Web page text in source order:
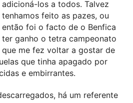
adicioná-los a todos. Talvez
tenhamos feito as pazes, ou
então foi o facto de o Benfica
ter ganho o tetra campeonato
que me fez voltar a gostar de
que tinha apagado por
e embirrantes.
há um referente